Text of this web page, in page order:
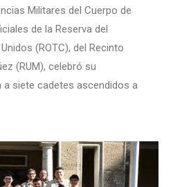
Militares del Cuerpo de
de la Reserva del
(ROTC), del Recinto
(RUM), celebró su
siete cadetes ascendidos a